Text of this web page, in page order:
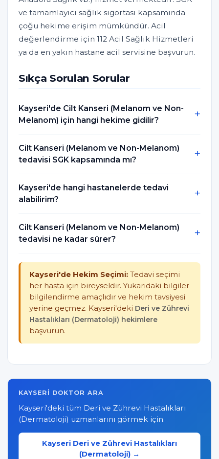
ve tamamlayıcı sağlık sigortası kapsamında
çoğu hekime erişim mümkündür. Acil
değerlendirme için 112 Acil Sağlık Hizmetleri
ya da en yakın hastane acil servisine başvurun.
Sıkça Sorulan Sorular
Kayseri'de Cilt Kanseri (Melanom ve Non-
Melanom) için hangi hekime gidilir?
Cilt Kanseri (Melanom ve Non-Melanom)
tedavisi SGK kapsamında mı?
Kayseri'de hangi hastanelerde tedavi
alabilirim?
Cilt Kanseri (Melanom ve Non-Melanom)
tedavisi ne kadar sürer?
Kayseri'de Hekim Seçimi: Tedavi seçimi
her hasta için bireyseldir. Yukarıdaki bilgiler
bilgilendirme amaçlıdır ve hekim tavsiyesi
yerine geçmez. Kayseri'deki Deri ve Zührevi
Hastalıkları (Dermatoloji) hekimlere
başvurun.
KAYSERI DOKTOR ARA
Kayseri'deki tüm Deri ve Zührevi Hastalıkları
(Dermatoloji) uzmanlarını görmek için.
Kayseri Deri ve Zührevi Hastalıkları
(Dermatoloji) →